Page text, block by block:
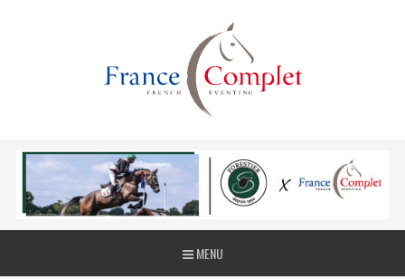
MENU
La journée du complet & le derby cross
indoor reviennent le 23 Janvier 2027 !